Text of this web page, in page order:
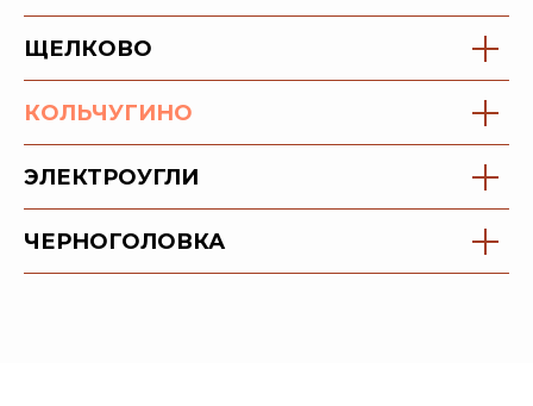
ЩЕЛКОВО
КОЛЬЧУГИНО
ЭЛЕКТРОУГЛИ
ЧЕРНОГОЛОВКА